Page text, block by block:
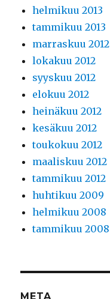
helmikuu 2013
tammikuu 2013
marraskuu 2012
lokakuu 2012
syyskuu 2012
elokuu 2012
heinäkuu 2012
kesäkuu 2012
toukokuu 2012
maaliskuu 2012
tammikuu 2012
huhtikuu 2009
helmikuu 2008
tammikuu 2008
META